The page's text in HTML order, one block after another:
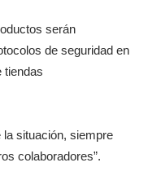
serán
de seguridad en
tiendas
la situación, siempre
colaboradores”.